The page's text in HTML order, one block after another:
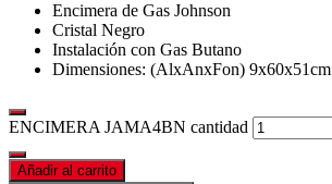
Encimera de Gas Johnson
Cristal Negro
Instalación con Gas Butano
Dimensiones: (AlxAnxFon) 9x60x51cm
ENCIMERA JAMA4BN cantidad
Añadir al carrito